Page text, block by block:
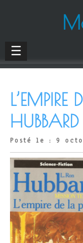
☰
L’EMPIRE
HUBBARD
Posté le : 9